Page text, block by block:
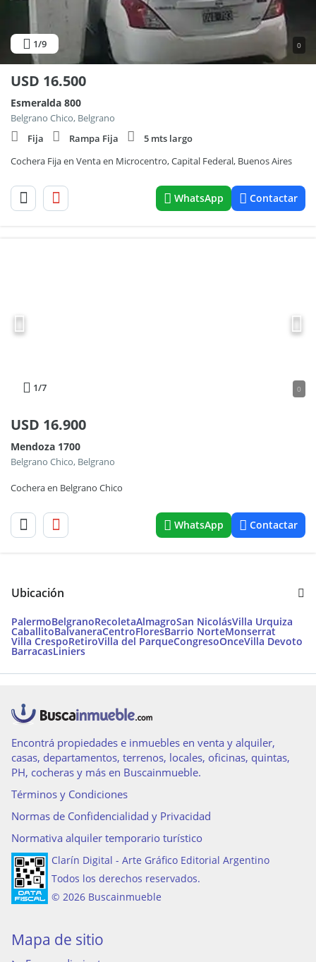
1/9 0
USD 16.500
Esmeralda 800
Belgrano Chico, Belgrano
Fija
Rampa Fija
5 mts largo
Cochera Fija en Venta en Microcentro, Capital Federal, Buenos Aires
WhatsApp Contactar
1/7 0
USD 16.900
Mendoza 1700
Belgrano Chico, Belgrano
Cochera en Belgrano Chico
WhatsApp Contactar
Ubicación
PalermoBelgranoRecoletaAlmagroSan NicolásVilla Urquiza
CaballitoBalvaneraCentroFloresBarrio NorteMonserrat
Villa CrespoRetiroVilla del ParqueCongresoOnceVilla Devoto
BarracasLiniers
Encontrá propiedades e inmuebles en venta y alquiler,
casas, departamentos, terrenos, locales, oficinas, quintas,
PH, cocheras y más en Buscainmueble.
Términos y Condiciones
Normas de Confidencialidad y Privacidad
Normativa alquiler temporario turístico
Clarín Digital - Arte Gráfico Editorial Argentino
Todos los derechos reservados.
© 2026 Buscainmueble
Mapa de sitio